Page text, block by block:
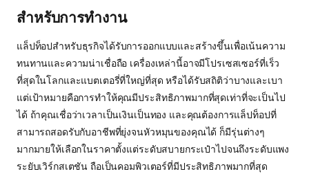
สำหรับการทำงาน
แล็ปท็อปสำหรับธุรกิจได้รับการออกแบบและสร้างขึ้นเพื่อเน้นความ
ทนทานและความน่าเชื่อถือ เครื่องเหล่านี้อาจมีโปรเซสเซอร์ที่เร็ว
ที่สุดในโลกและแบตเตอรี่ที่ใหญ่ที่สุด หรือได้รับสถิติว่าบางและเบา
แต่เป้าหมายคือการทำให้คุณมีประสิทธิภาพมากที่สุดเท่าที่จะเป็นไป
ได้ ถ้าคุณเชื่อว่าเวลาเป็นเงินเป็นทอง และคุณต้องการแล็ปท็อปที่
สามารถสอดรับกับอาชีพที่ยุ่งจนหัวหมุนของคุณได้ ก็มีรุ่นต่างๆ
มากมายให้เลือกในราคาตั้งแต่ระดับสบายกระเป๋าไปจนถึงระดับแพง
ระยับเวิร์กสเตชัน ถือเป็นคอมพิวเตอร์ที่มีประสิทธิภาพมากที่สุด